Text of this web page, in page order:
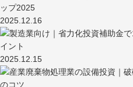
2025.12.16
2025.12.15